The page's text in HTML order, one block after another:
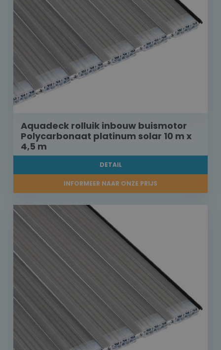
Aquadeck rolluik inbouw buismotor
Polycarbonaat platinum solar 10 m x
4,5 m
DETAIL
INFORMEER NAAR ONZE PRIJS